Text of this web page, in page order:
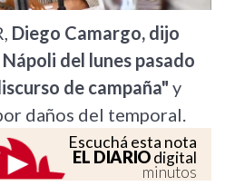
Diego Camargo, dijo
del lunes pasado
de campaña" y
daños del temporal.
Escuchá esta nota
EL DIARIOdigital
minutos